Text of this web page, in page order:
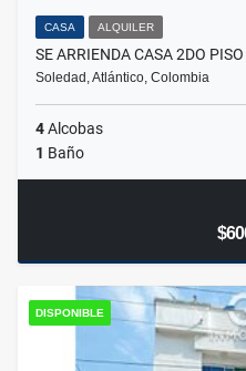
CASA ALQUILER
SE ARRIENDA CASA 2DO
Soledad, Atlántico, Colombia
4Alcobas
1 Baño
DISPONIBLE